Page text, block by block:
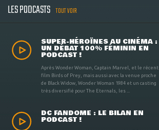
LES PODCASTS TOUT VOIR
SUPER-HÉROÏNES AU CINÉMA :
UN DÉBAT 100% FÉMININ EN
PODCAST !
Après Wonder Woman, Captain Marvel, et le récent
film Birds of Prey, mais aussi avec la venue proche
de Black Widow, Wonder Woman 1984 et un casting
très diversifié pour The Eternals, les ...
DC FANDOME : LE BILAN EN
PODCAST !